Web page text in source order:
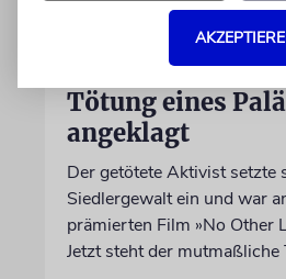
Israelischer
Tötung eines
angeklagt
Der getötete Aktivist setzte
Siedlergewalt ein und war
prämierten Film »No Other
Jetzt steht der mutmaßliche